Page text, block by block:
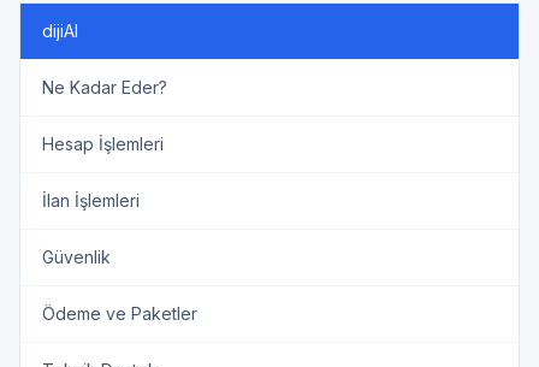
dijiAI
Ne Kadar Eder?
Hesap İşlemleri
İlan İşlemleri
Güvenlik
Ödeme ve Paketler